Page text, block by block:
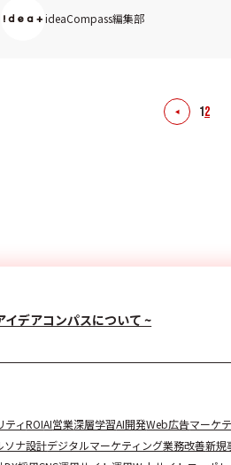
ideaCompass編集部
12
イデアコンパスについて ~
ティROIAI営業深層学習AI開発Web広告マーケ
ソナ設計デジタルマーケティング業務改善新規